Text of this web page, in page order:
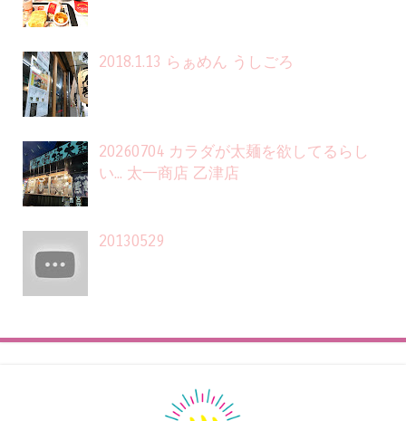
2018.1.13 らぁめん うしごろ
20260704 カラダが太麺を欲してるらし
い... 太一商店 乙津店
20130529